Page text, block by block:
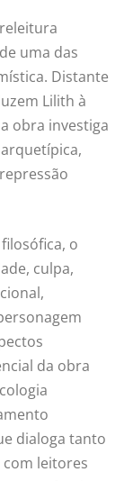
uma das
Distante
Lilith à
obra investiga
o
culpa,
da obra
dialoga tanto
leitores